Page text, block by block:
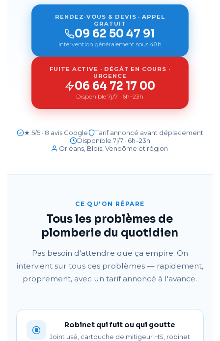
RENDEZ-VOUS & DEVIS · APPEL
GRATUIT
09 62 50 47 91
Intervention généralement sous 48h
FUITE ACTIVE · DÉGÂT EN COURS ·
URGENCE
06 64 72 17 00
Disponible 7j/7 · 6h–23h
★ 5/5 · 8 avis Google
Tarif annoncé avant déplacement
Disponible 7j/7 · 6h–23h
Orléans, Blois, Vendôme et région
CE QU'ON RÉPARE
Tous les problèmes de
plomberie du quotidien
Pas besoin d'attendre que ça empire. On
intervient sur tous ces problèmes — rapidement,
proprement, avec un tarif annoncé à l'avance.
Robinet qui fuit ou qui goutte
Joint usé, cartouche de mitigeur HS, robinet